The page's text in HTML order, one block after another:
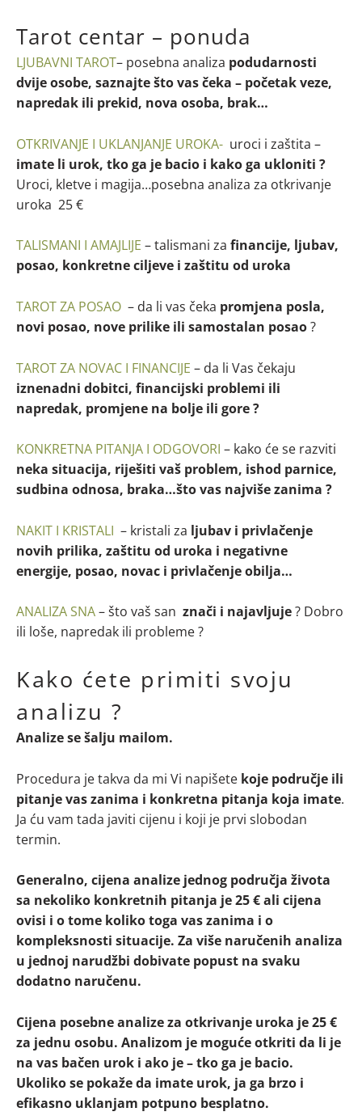
Tarot centar – ponuda
LJUBAVNI TAROT– posebna analiza podudarnosti
dvije osobe, saznajte što vas čeka – početak veze,
napredak ili prekid, nova osoba, brak…
OTKRIVANJE I UKLANJANJE UROKA- uroci i zaštita –
imate li urok, tko ga je bacio i kako ga ukloniti ?
Uroci, kletve i magija…posebna analiza za otkrivanje
uroka 25 €
TALISMANI I AMAJLIJE – talismani za financije, ljubav,
posao, konkretne ciljeve i zaštitu od uroka
TAROT ZA POSAO – da li vas čeka promjena posla,
novi posao, nove prilike ili samostalan posao?
TAROT ZA NOVAC I FINANCIJE – da li Vas čekaju
iznenadni dobitci, financijski problemi ili
napredak, promjene na bolje ili gore ?
KONKRETNA PITANJA I ODGOVORI – kako će se razviti
neka situacija, riješiti vaš problem, ishod parnice,
sudbina odnosa, braka…što vas najviše zanima ?
NAKIT I KRISTALI – kristali za ljubav i privlačenje
novih prilika, zaštitu od uroka i negativne
energije, posao, novac i privlačenje obilja…
ANALIZA SNA– što vaš san znači i najavljuje? Dobro
ili loše, napredak ili probleme ?
Kako ćete primiti svoju
analizu ?
Analize se šalju mailom.
Procedura je takva da mi Vi napišete koje područje ili
pitanje vas zanima i konkretna pitanja koja imate.
Ja ću vam tada javiti cijenu i koji je prvi slobodan
termin.
Generalno, cijena analize jednog područja života
sa nekoliko konkretnih pitanja je 25 € ali cijena
ovisi i o tome koliko toga vas zanima i o
kompleksnosti situacije. Za više naručenih analiza
u jednoj narudžbi dobivate popust na svaku
dodatno naručenu.
Cijena posebne analize za otkrivanje uroka je 25 €
za jednu osobu. Analizom je moguće otkriti da li je
na vas bačen urok i ako je – tko ga je bacio.
Ukoliko se pokaže da imate urok, ja ga brzo i
efikasno uklanjam potpuno besplatno.